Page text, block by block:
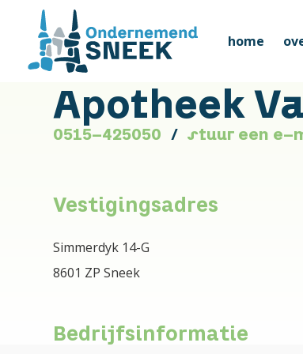
home
Apotheek
0515-425050 stuur een e-
Vestigingsadres
Simmerdyk 14-G
8601 ZP Sneek
Bedrijfsinformatie